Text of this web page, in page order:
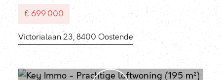
€ 699.000
Victorialaan 23, 8400 Oostende